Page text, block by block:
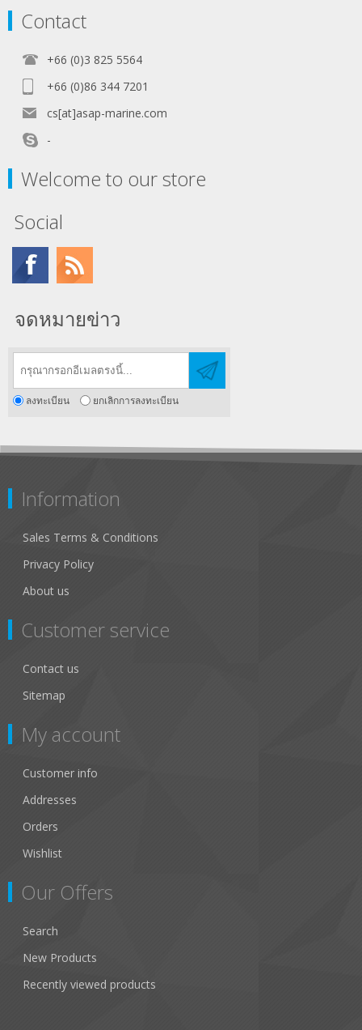
Contact
+66 (0)3 825 5564
+66 (0)86 344 7201
cs[at]asap-marine.com
-
Welcome to our store
Social
จดหมายข่าว
ลงทะเบียน ยกเลิกการลงทะเบียน
Information
Sales Terms & Conditions
Privacy Policy
About us
Customer service
Contact us
Sitemap
My account
Customer info
Addresses
Orders
Wishlist
Our Offers
Search
New Products
Recently viewed products